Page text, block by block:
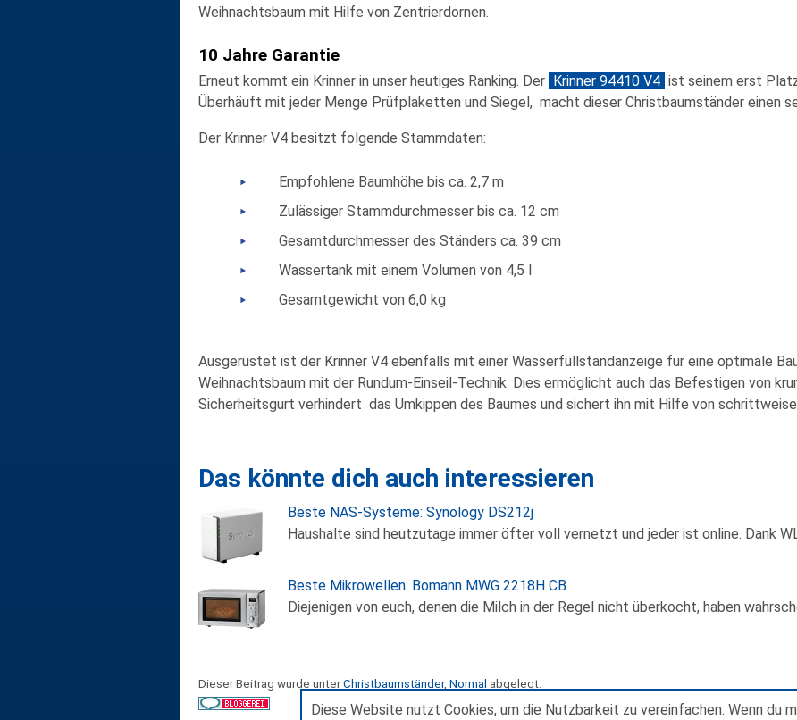
Diese Website nutzt Cookies, um die Nutzbarkeit zu vereinfachen. Wenn du
Weihnachtsbaum mit Hilfe von Zentrierdornen.
10 Jahre Garantie
Erneut kommt ein Krinner in unser heutiges Ranking. Der Krinner 94410 V4 ist seinem erst
Überhäuft mit jeder Menge Prüfplaketten und Siegel, macht dieser Christbaumständer einen
Der Krinner V4 besitzt folgende Stammdaten:
Empfohlene Baumhöhe bis ca. 2,7 m
Zulässiger Stammdurchmesser bis ca. 12 cm
Gesamtdurchmesser des Ständers ca. 39 cm
Wassertank mit einem Volumen von 4,5 l
Gesamtgewicht von 6,0 kg
Ausgerüstet ist der Krinner V4 ebenfalls mit einer Wasserfüllstandanzeige für eine optimale
Weihnachtsbaum mit der Rundum-Einseil-Technik. Dies ermöglicht auch das Befestigen von
Sicherheitsgurt verhindert das Umkippen des Baumes und sichert ihn mit Hilfe von
Das könnte dich auch interessieren
Beste NAS-Systeme: Synology DS212j
Haushalte sind heutzutage immer öfter voll vernetzt und jeder ist online. Dank
Beste Mikrowellen: Bomann MWG 2218H CB
Diejenigen von euch, denen die Milch in der Regel nicht überkocht, haben
Dieser Beitrag wurde unterChristbaumständer, Normal abgelegt.